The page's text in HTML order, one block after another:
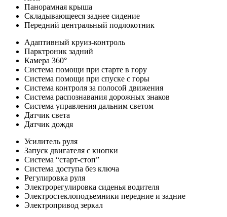
Панорамная крыша
Складывающееся заднее сидение
Передний центральный подлокотник
Адаптивный круиз-контроль
Парктроник задний
Камера 360°
Система помощи при старте в гору
Система помощи при спуске с горы
Система контроля за полосой движения
Система распознавания дорожных знаков
Система управления дальним светом
Датчик света
Датчик дождя
Усилитель руля
Запуск двигателя с кнопки
Система “старт-стоп”
Система доступа без ключа
Регулировка руля
Электрорегулировка сиденья водителя
Электростеклоподъемники передние и задние
Электропривод зеркал